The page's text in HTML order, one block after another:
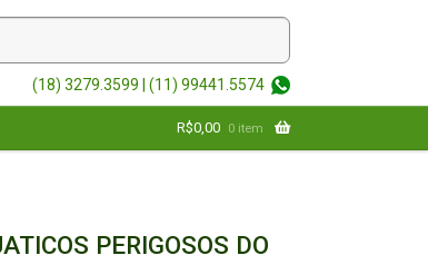
(18) 3279.3599 | (11) 99441.5574
R$0,00 0 item
PERIGOSOS DO